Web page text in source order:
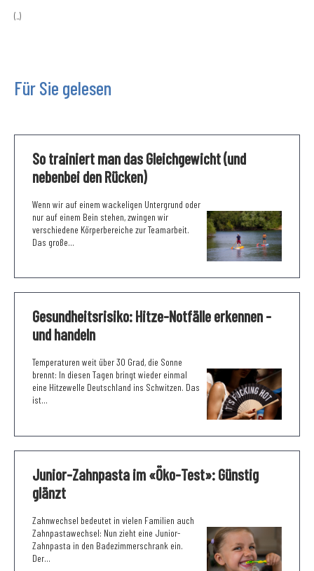
(..)
Für Sie gelesen
So trainiert man das Gleichgewicht (und
nebenbei den Rücken)
Wenn wir auf einem wackeligen Untergrund oder
nur auf einem Bein stehen, zwingen wir
verschiedene Körperbereiche zur Teamarbeit.
Das große...
Gesundheitsrisiko: Hitze-Notfälle erkennen -
und handeln
Temperaturen weit über 30 Grad, die Sonne
brennt: In diesen Tagen bringt wieder einmal
eine Hitzewelle Deutschland ins Schwitzen. Das
ist...
Junior-Zahnpasta im «Öko-Test»: Günstig
glänzt
Zahnwechsel bedeutet in vielen Familien auch
Zahnpastawechsel: Nun zieht eine Junior-
Zahnpasta in den Badezimmerschrank ein.
Der...